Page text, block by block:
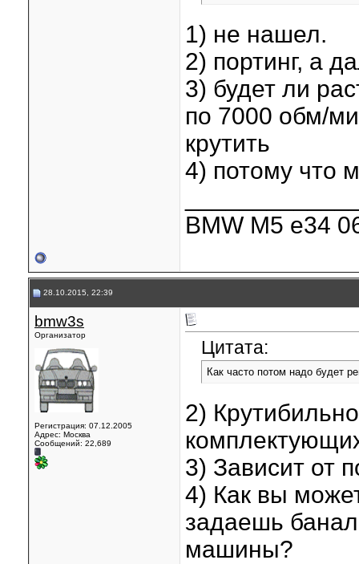
1) не нашел.
2) портинг, а
3) будет ли
по 7000 обм/
крутить
4) потому что
BMW M5 e34
28.10.2015, 22:39
bmw3s
Организатор
Регистрация: 07.12.2005
Адрес: Москва
Сообщений: 22,689
Цитата:
Как часто потом надо будет
2)
3) Зависит от
4) Как вы
задаешь
машины?